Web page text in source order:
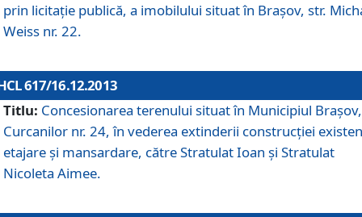
prin licitaţie publică, a imobilului situat în Braşov, str.
Weiss nr. 22.
617/16.12.2013
Titlu: Concesionarea terenului situat în Municipiul
Curcanilor nr. 24, în vederea extinderii construcţiei
etajare şi mansardare, către Stratulat Ioan şi Stratulat
Nicoleta Aimee.